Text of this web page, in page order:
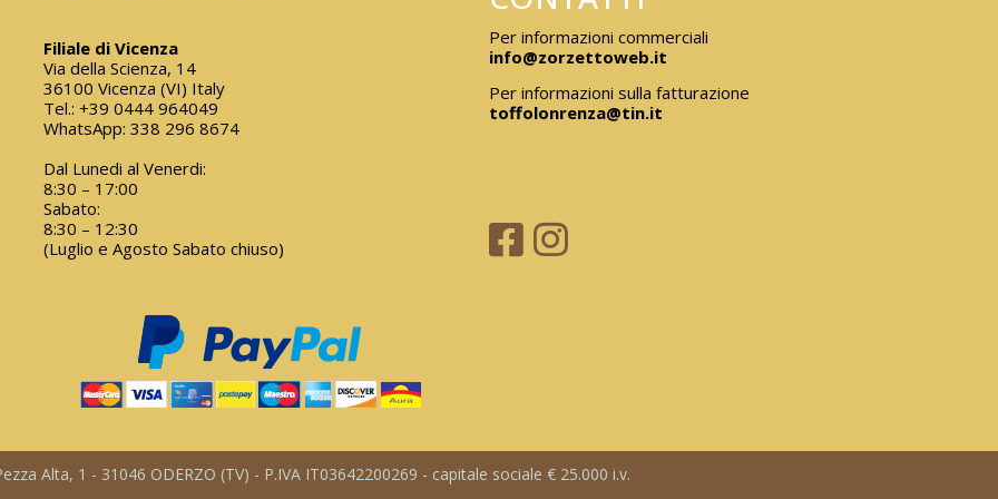
Filiale di Vicenza
Via della Scienza, 14
36100 Vicenza (VI) Italy
Tel.: +39 0444 964049
WhatsApp: 338 296 8674
Dal Lunedi al Venerdi:
8:30 – 17:00
Sabato:
8:30 – 12:30
(Luglio e Agosto Sabato chiuso)
Per informazioni commerciali
info@zorzettoweb.it
Per informazioni sulla fatturazione
toffolonrenza@tin.it
Alta, 1 - 31046 ODERZO (TV) - P.IVA IT03642200269 - capitale sociale € 25.000 i.v.